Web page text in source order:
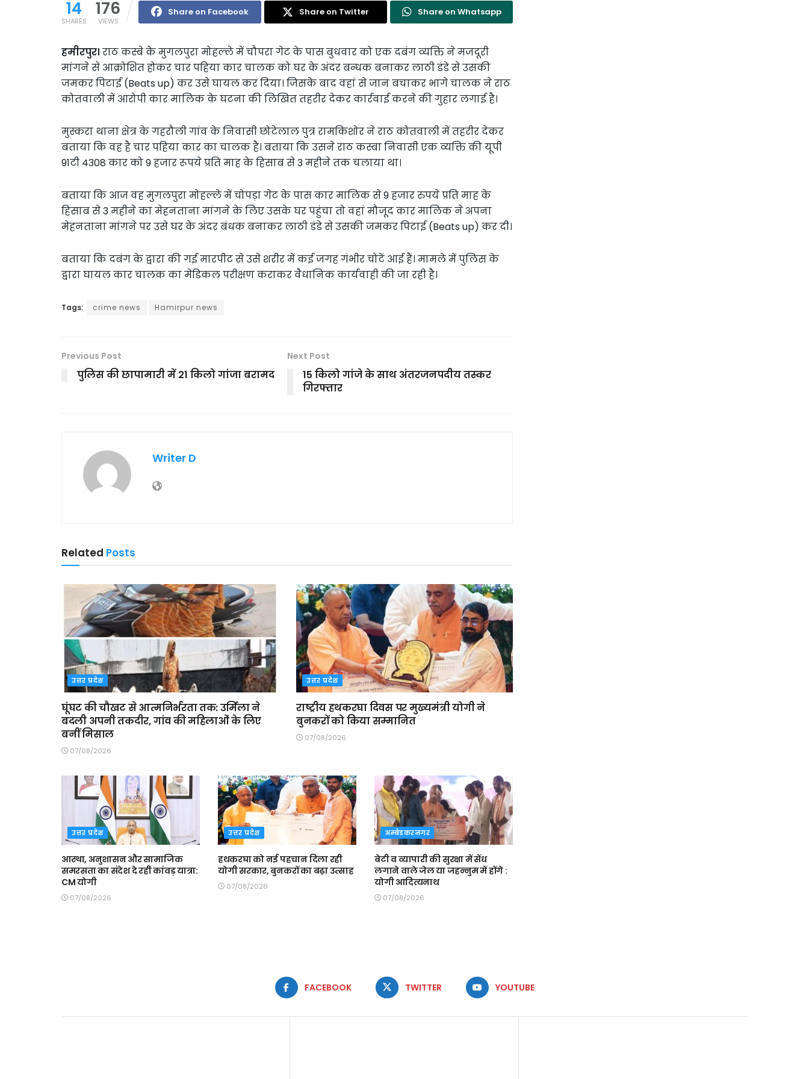
14
SHARES
176
VIEWS
Share on Facebook Share on Twitter Share on Whatsapp
हमीरपुर। राठ कस्बे के मुगलपुरा मोहल्ले में चौपरा गेट के पास बुधवार को एक दबंग व्यक्ति ने मजदूरी
मांगने से आक्रोशित होकर चार पहिया कार चालक को घर के अंदर बन्धक बनाकर लाठी डंडे से उसकी
जमकर पिटाई (Beats up) कर उसे घायल कर दिया। जिसके बाद वहां से जान बचाकर भागे चालक ने राठ
कोतवाली में आरोपी कार मालिक के घटना की लिखित तहरीर देकर कार्रवाई करने की गुहार लगाई है।
मुस्करा थाना क्षेत्र के गहरौली गांव के निवासी छोटेलाल पुत्र रामकिशोर ने राठ कोतवाली में तहरीर देकर
बताया कि वह है चार पहिया कार का चालक है। बताया कि उसने राठ कस्बा निवासी एक व्यक्ति की यूपी
91टी 4308 कार को 9 हजार रूपये प्रति माह के हिसाब से 3 महीने तक चलाया था।
बताया कि आज वह मुगलपुरा मोहल्ले में चोपड़ा गेट के पास कार मालिक से 9 हजार रुपये प्रति माह के
हिसाब से 3 महीने का मेहनताना मांगने के लिए उसके घर पहुंचा तो वहां मौजूद कार मालिक ने अपना
मेहनताना मांगने पर उसे घर के अंदर बंधक बनाकर लाठी डंडे से उसकी जमकर पिटाई (Beats up) कर दी।
बताया कि दबंग के द्वारा की गई मारपीट से उसे शरीर में कई जगह गंभीर चोटें आई हैं। मामले में पुलिस के
द्वारा घायल कार चालक का मेडिकल परीक्षण कराकर वैधानिक कार्यवाही की जा रही है।
Tags: crime news Hamirpur news
Previous Post
पुलिस की छापामारी में 21 किलो गांजा बरामद
Next Post
15 किलो गांजे के साथ अंतरजनपदीय तस्कर
गिरफ्तार
Writer D
Related Posts
उत्तर प्रदेश
घूंघट की चौखट से आत्मनिर्भरता तक: उर्मिला ने
बदली अपनी तकदीर, गांव की महिलाओं के लिए
बनीं मिसाल
07/08/2026
उत्तर प्रदेश
राष्ट्रीय हथकरघा दिवस पर मुख्यमंत्री योगी ने
बुनकरों को किया सम्मानित
07/08/2026
उत्तर प्रदेश
आस्था, अनुशासन और सामाजिक
समरसता का संदेश दे रही कांवड़ यात्रा:
CM योगी
07/08/2026
उत्तर प्रदेश
हथकरघा को नई पहचान दिला रही
योगी सरकार, बुनकरों का बढ़ा उत्साह
07/08/2026
अम्बेडकरनगर
बेटी व व्यापारी की सुरक्षा में सेंध
लगाने वाले जेल या जहन्नुम में होंगे :
योगी आदित्यनाथ
07/08/2026
FACEBOOK TWITTER YOUTUBE